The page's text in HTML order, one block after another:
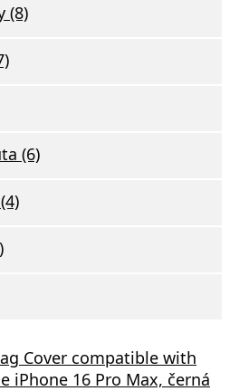
(8)
(6)
Cover compatible with
iPhone 16 Pro Max, černá
výstupem, 17W